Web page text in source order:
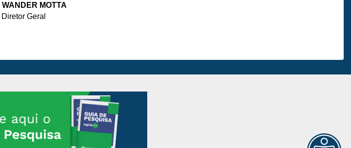
WANDER MOTTA
Diretor Geral